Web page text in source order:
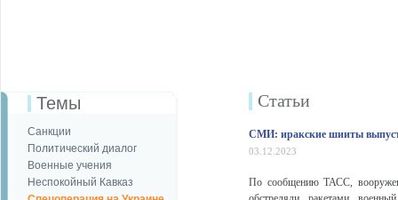
Темы
Санкции
Политический диалог
Военные учения
Неспокойный Кавказ
Статьи
СМИ: иракские шииты
03.12.2023
По сообщению ТАСС,